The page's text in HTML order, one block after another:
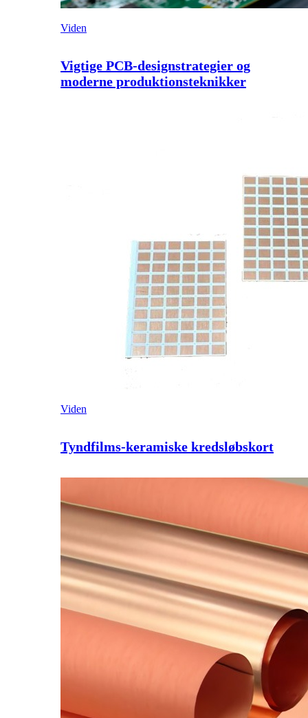
Viden
Vigtige PCB-designstrategier og
moderne produktionsteknikker
Viden
Tyndfilms-keramiske kredsløbskort